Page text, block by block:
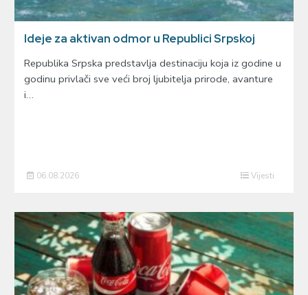
Ideje za aktivan odmor u Republici Srpskoj
Republika Srpska predstavlja destinaciju koja iz godine u
godinu privlači sve veći broj ljubitelja prirode, avanture
i…
06.08.2026 Vijesti